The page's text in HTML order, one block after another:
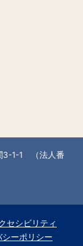
3-1-1 （法人番
セシビリティ
シーポリシー